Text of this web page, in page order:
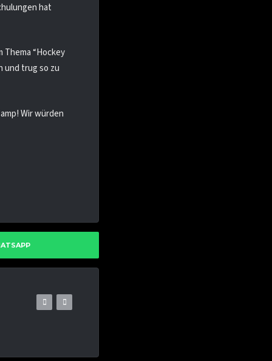
hat
Thema “Hockey
und trug so zu
Wir würden